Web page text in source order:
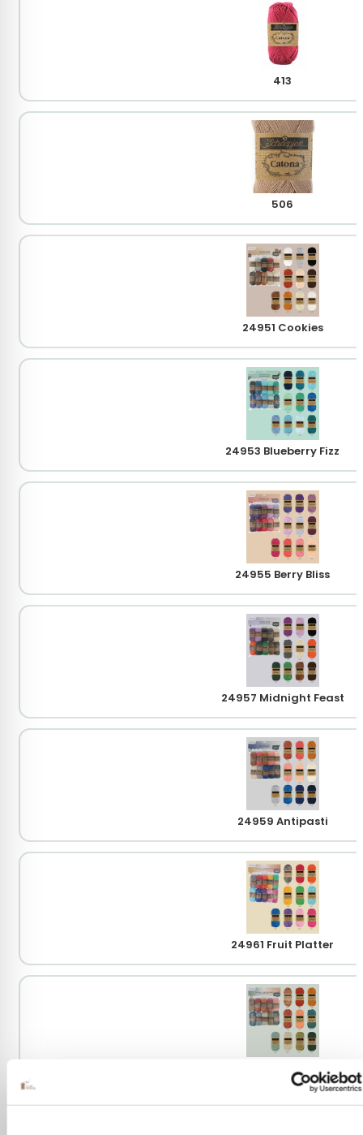
413
506
24951 Cookies
24953 Blueberry Fizz
24955 Berry Bliss
24957 Midnight Feast
24959 Antipasti
24961 Fruit Platter
24963 Harvest Tart